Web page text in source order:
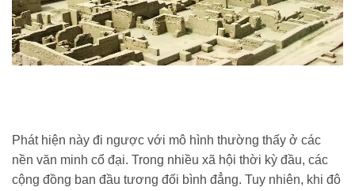
Phát hiện này đi ngược với mô hình thường thấy ở các
nền văn minh cổ đại. Trong nhiều xã hội thời kỳ đầu, các
cộng đồng ban đầu tương đối bình đẳng. Tuy nhiên, khi đô